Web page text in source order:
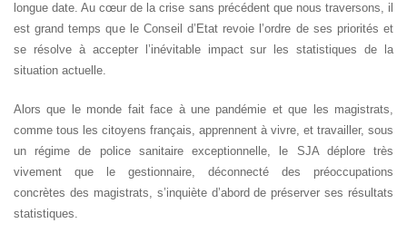
longue date. Au cœur de la crise sans précédent que nous traversons, il
est grand temps que le Conseil d’Etat revoie l’ordre de ses priorités et
se résolve à accepter l’inévitable impact sur les statistiques de la
situation actuelle.
Alors que le monde fait face à une pandémie et que les magistrats,
comme tous les citoyens français, apprennent à vivre, et travailler, sous
un régime de police sanitaire exceptionnelle, le SJA déplore très
vivement que le gestionnaire, déconnecté des préoccupations
concrètes des magistrats, s’inquiète d’abord de préserver ses résultats
statistiques.